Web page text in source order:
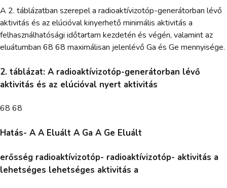
A 2. táblázatban szerepel a radioaktívizotóp-generátorban lévő
aktivitás és az elúcióval kinyerhető minimális aktivitás a
felhasználhatósági időtartam kezdetén és végén, valamint az
eluátumban 68 68 maximálisan jelenlévő Ga és Ge mennyisége.
2. táblázat: A radioaktívizotóp-generátorban lévő
aktivitás és az elúcióval nyert aktivitás
68 68
Hatás- A A Eluált A Ga A Ge Eluált
erősség radioaktívizotóp- radioaktívizotóp- aktivitás a
lehetséges lehetséges aktivitás a